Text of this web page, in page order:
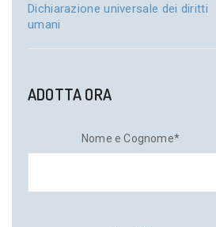
Dichiarazione universale dei diritti
umani
ADOTTA ORA
Nome e Cognome*